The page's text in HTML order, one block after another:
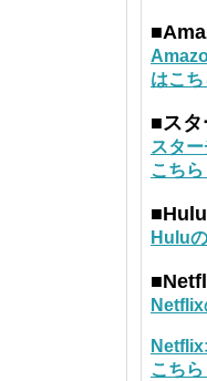
はこち
■ス
スタ
こちら
Hulu
Netflix
Netflix
こちら